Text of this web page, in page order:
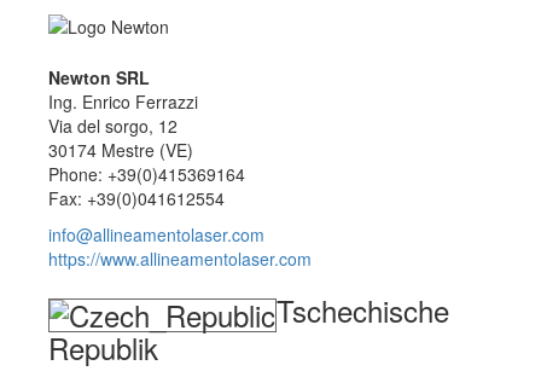
Newton SRL
Ing. Enrico Ferrazzi
Via del sorgo, 12
30174 Mestre (VE)
Phone: +39(0)415369164
Fax: +39(0)041612554
info@allineamentolaser.com
https://www.allineamentolaser.com
Tschechische
Republik